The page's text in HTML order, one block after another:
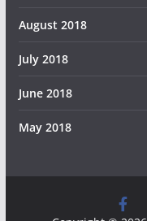
August 2018
July 2018
June 2018
May 2018